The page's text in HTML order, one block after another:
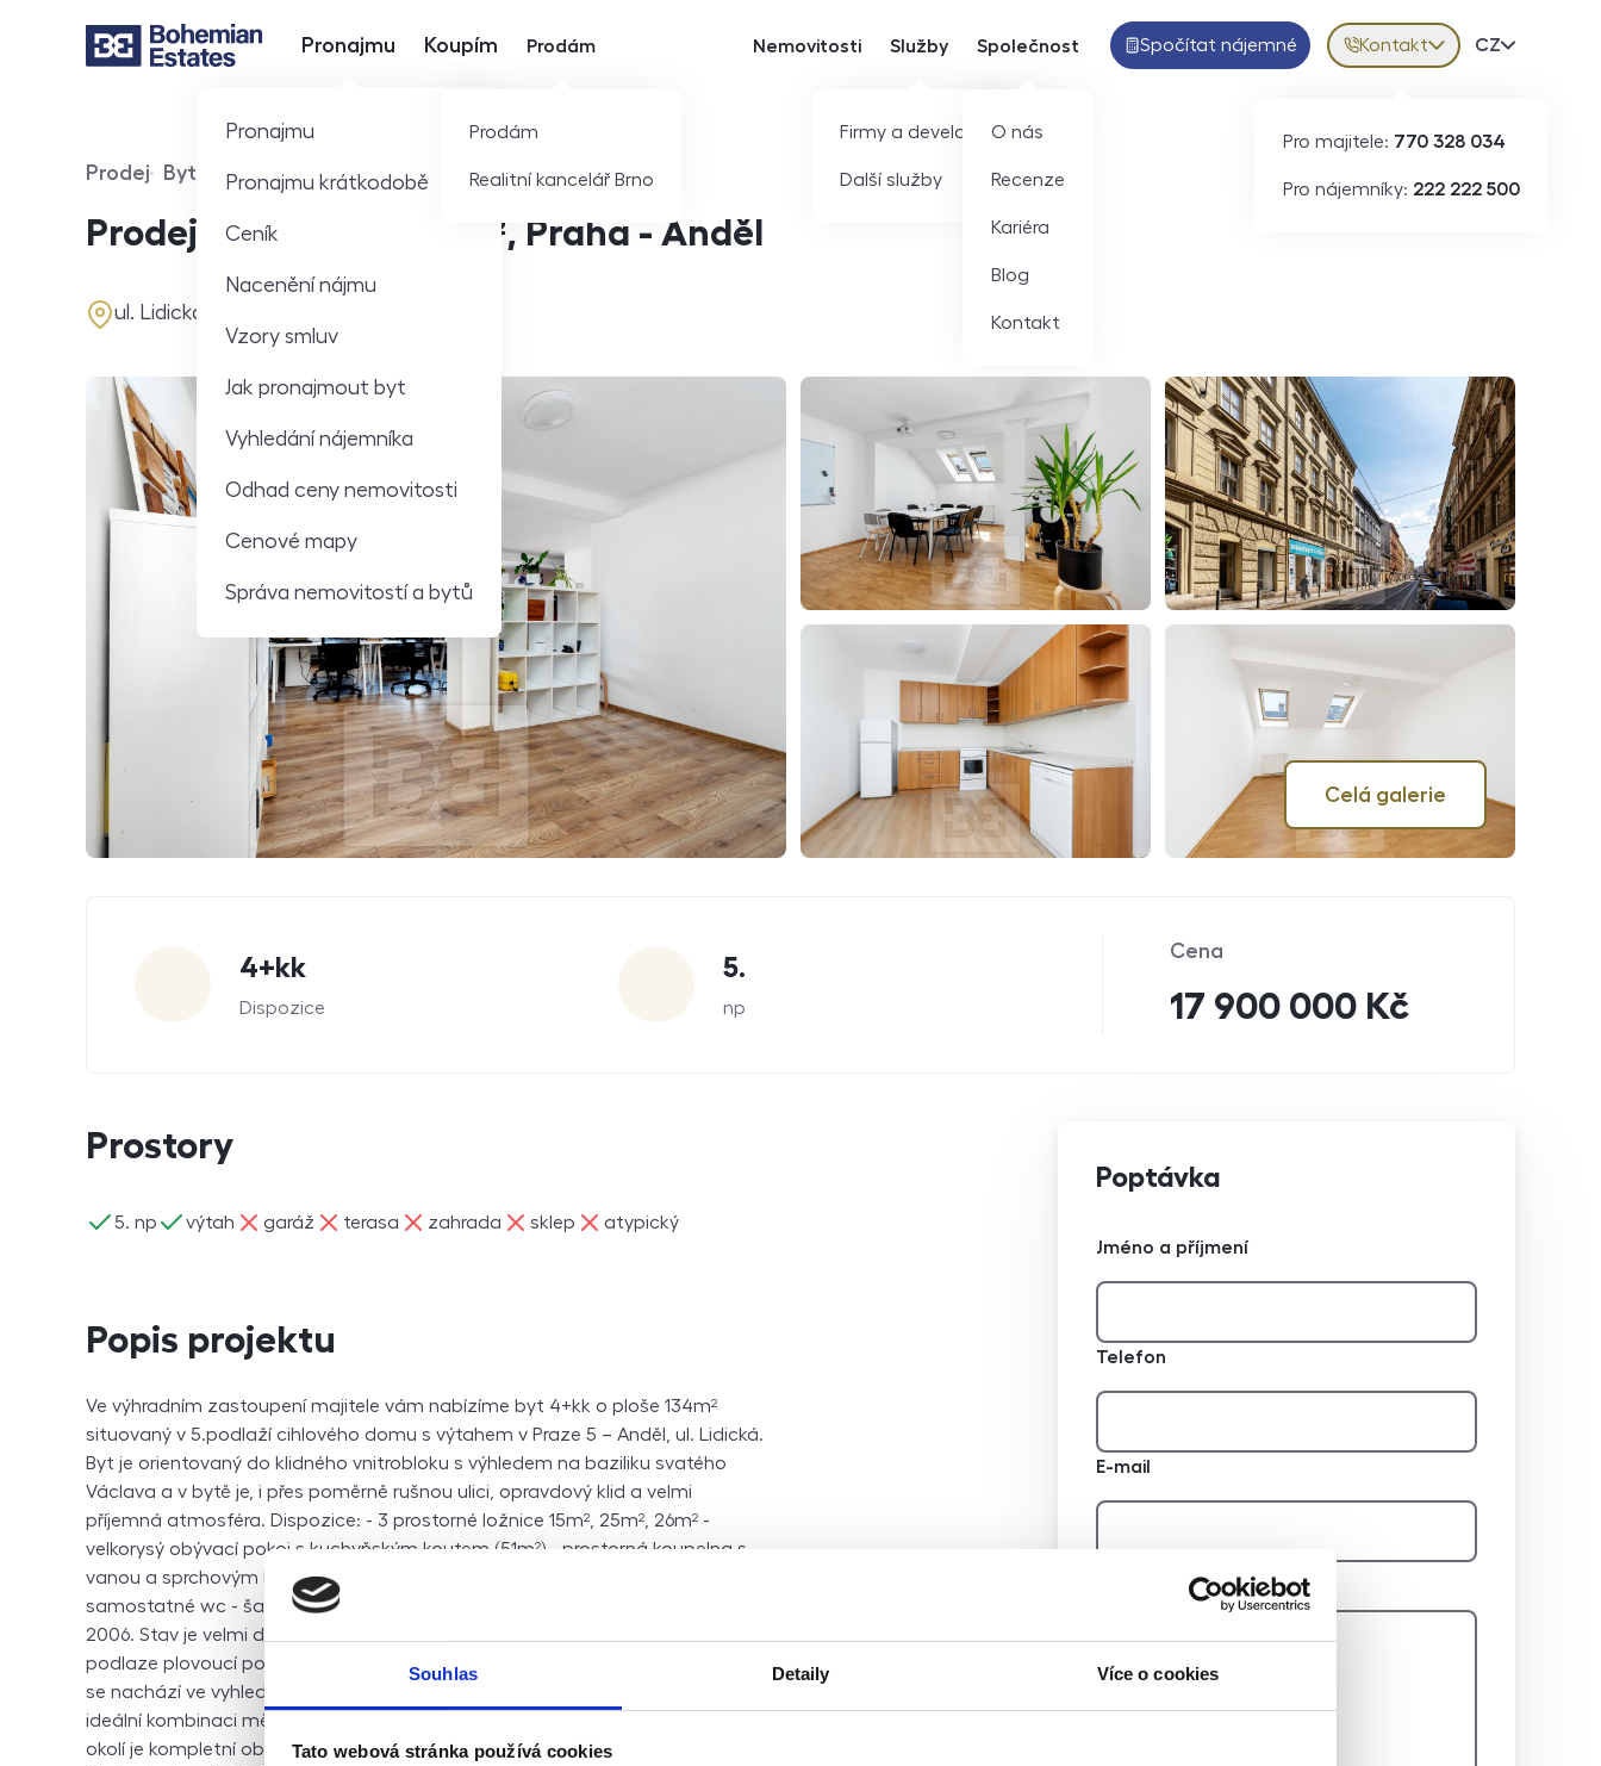
Souhlas Detaily Více o cookies
Tato webová stránka používá cookies
Hlavní nabídka
Pronajmu
Pronajmu
Pronajmu krátkodobě
Ceník
Nacenění nájmu
Vzory smluv
Jak pronajmout byt
Vyhledání nájemníka
Odhad ceny nemovitosti
Cenové mapy
Správa nemovitostí a bytů
Koupím Prodám
Prodám
Realitní kancelář Brno
Nemovitosti Služby
Firmy a developeři
Další služby
Společnost
O nás
Recenze
Kariéra
Blog
Kontakt
Spočítat nájemné Kontakt
Pro majitele: 770 328 034
Pro nájemníky: 222 222 500
Volba
CZ
Celá galerie
Typ nabídky
Prodej
Typ nemovitosti
Byt
Prodej bytu 4+kk 134 m², Praha - Anděl
adresaul. Lidická, Praha
Dispozice
4+kk
np
5.
Cena
17 900 000 Kč
Prostory
5. np
ano výtah
ano garáž
ne terasa
ne zahrada
ne sklep
ne atypický
ne
Popis projektu
Ve výhradním zastoupení majitele vám nabízíme byt 4+kk o ploše 134m²
situovaný v 5.podlaží cihlového domu s výtahem v Praze 5 – Anděl, ul. Lidická.
Byt je orientovaný do klidného vnitrobloku s výhledem na baziliku svatého
Václava a v bytě je, i přes poměrně rušnou ulici, opravdový klid a velmi
příjemná atmosféra. Dispozice: - 3 prostorné ložnice 15m², 25m², 26m² -
velkorysý obývací pokoj s kuchyňským koutem (51m²) - prostorná koupelna s
vanou a sprchovým koutem - menší koupelna s wc a sprchovým koutem -
samostatné wc - šatna/sklad Stav bytu: Jedná se o půdní vestavbu z roku
2006. Stav je velmi dobrý, udržovaný – vytápění zajišťuje plynový kotel, na
podlaze plovoucí podlaha. Momentálně je užíván jako kancelář. Lokalita: Byt
se nachází ve vyhledávané lokalitě Praha – Smíchov, ulice Lidická, která nabízí
ideální kombinaci městského života a výborné dostupnosti. V bezprostředním
okolí je kompletní občanská vybavenost – obchody, restaurace, kavárny, školy,
Poptávka
Jméno a příjmení
Telefon
E-mail